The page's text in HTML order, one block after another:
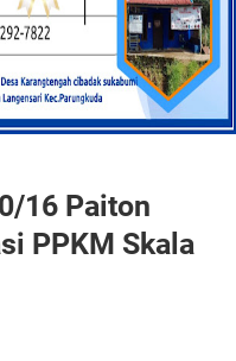
16 Paiton
PPKM Skala